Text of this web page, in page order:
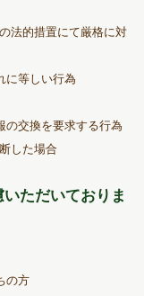
法的措置にて厳格に対
に等しい行為
の交換を要求する行為
した場合
ただいておりま
の方